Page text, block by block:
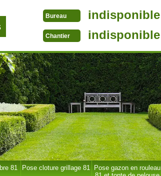
Bureau indisponible
Chantier indisponible
81 Pose cloture grillage 81
Pose gazon en rouleau